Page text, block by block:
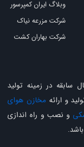
وبلاگ ایران کمپرسور
شرکت مزرعه نیاک
شرکت بهاران کشت
از 17 سال سابقه در زمینه تولید
و ارائه مخازن هوای
و نصب و راه اندازی